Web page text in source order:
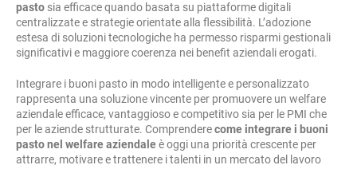
pasto sia efficace quando basata su piattaforme digitali
centralizzate e strategie orientate alla flessibilità. L’adozione
estesa di soluzioni tecnologiche ha permesso risparmi gestionali
significativi e maggiore coerenza nei benefit aziendali erogati.
Integrare i buoni pasto in modo intelligente e personalizzato
rappresenta una soluzione vincente per promuovere un welfare
aziendale efficace, vantaggioso e competitivo sia per le PMI che
per le aziende strutturate. Comprenderecome integrare i buoni
pasto nel welfare aziendaleè oggi una priorità crescente per
attrarre, motivare e trattenere i talenti in un mercato del lavoro